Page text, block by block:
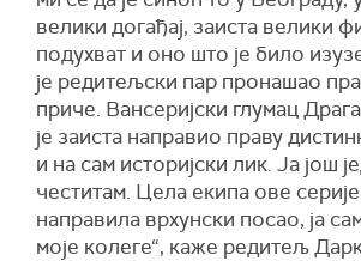
велики догађај, заиста велики
подухват и оно што је било
је редитељски пар пронашао
приче. Вансеријски глумац
је заиста направио праву
и на сам историјски лик. Ја још
честитам. Цела екипа ове серије
направила врхунски посао, ја
моје колеге“, каже редитељ